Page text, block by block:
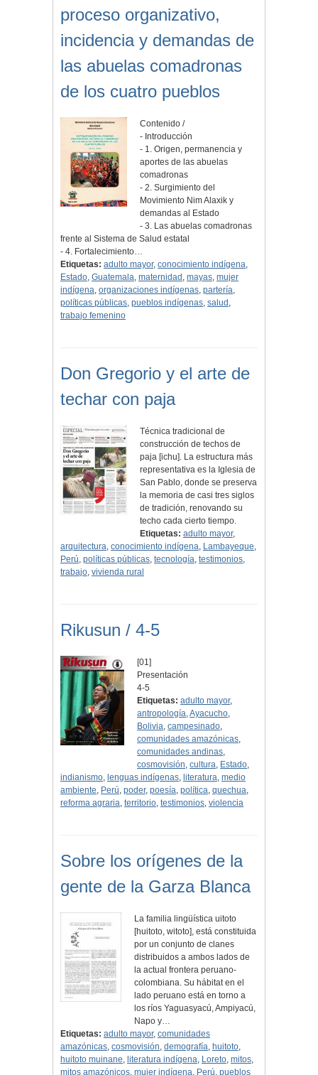
proceso organizativo,
incidencia y demandas de
las abuelas comadronas
de los cuatro pueblos
Contenido /
- Introducción
- 1. Origen, permanencia y
aportes de las abuelas
comadronas
- 2. Surgimiento del
Movimiento Nim Alaxik y
demandas al Estado
- 3. Las abuelas comadronas
frente al Sistema de Salud estatal
- 4. Fortalecimiento…
Etiquetas: adulto mayor, conocimiento indígena,
Estado, Guatemala, maternidad , mayas, mujer
indígena, organizaciones indígenas, partería,
políticas públicas, pueblos indígenas, salud ,
trabajo femenino
Don Gregorio y el arte de
techar con paja
Técnica tradicional de
construcción de techos de
paja [ichu]. La estructura más
representativa es la Iglesia de
San Pablo, donde se preserva
la memoria de casi tres siglos
de tradición, renovando su
techo cada cierto tiempo.
Etiquetas: adulto mayor,
arquitectura, conocimiento indígena, Lambayeque,
Perú, políticas públicas, tecnología, testimonios,
trabajo, vivienda rural
Rikusun / 4-5
[01]
Presentación
4-5
Etiquetas: adulto mayor,
antropología,Ayacucho,
Bolivia,campesinado,
comunidades amazónicas,
comunidades andinas,
cosmovisión,cultura, Estado,
indianismo, lenguas indígenas, literatura, medio
ambiente, Perú, poder, poesía, política, quechua,
reforma agraria, territorio, testimonios, violencia
Sobre los orígenes de la
gente de la Garza Blanca
La familia lingüística uitoto
[huitoto, witoto], está constituida
por un conjunto de clanes
distribuidos a ambos lados de
la actual frontera peruano-
colombiana. Su hábitat en el
lado peruano está en torno a
los ríos Yaguasyacú, Ampiyacú,
Napo y…
Etiquetas: adulto mayor, comunidades
amazónicas, cosmovisión, demografía, huitoto,
huitoto muinane, literatura indígena, Loreto, mitos,
mitos amazónicos, mujer indígena, Perú, pueblos